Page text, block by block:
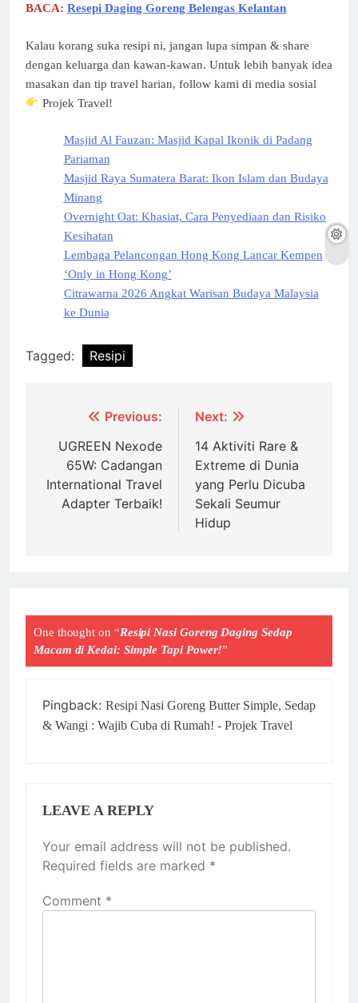
BACA: Resepi Daging Goreng Belengas Kelantan
Kalau korang suka resipi ni, jangan lupa simpan & share
dengan keluarga dan kawan-kawan. Untuk lebih banyak idea
masakan dan tip travel harian, follow kami di media sosial
Projek Travel!
Masjid Al Fauzan: Masjid Kapal Ikonik di Padang
Pariaman
Masjid Raya Sumatera Barat: Ikon Islam dan Budaya
Minang
Overnight Oat: Khasiat, Cara Penyediaan dan Risiko
Kesihatan
Lembaga Pelancongan Hong Kong Lancar Kempen
‘Only in Hong Kong’
Citrawarna 2026 Angkat Warisan Budaya Malaysia
ke Dunia
Tagged: Resipi
navigation
Previous:
UGREEN Nexode
65W: Cadangan
International Travel
Adapter Terbaik!
Next:
14 Aktiviti Rare &
Extreme di Dunia
yang Perlu Dicuba
Sekali Seumur
Hidup
One thought on “Resipi Nasi Goreng Daging Sedap
Macam di Kedai: Simple Tapi Power!”
Pingback: Resipi Nasi Goreng Butter Simple, Sedap
& Wangi : Wajib Cuba di Rumah! - Projek Travel
LEAVE A REPLY
Your email address will not be published.
Required fields are marked *
Comment *